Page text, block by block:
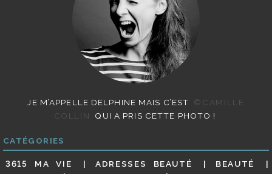
JE M’APPELLE DELPHINE MAIS C’EST
©CAMILLE
COLLIN
QUI A PRIS CETTE PHOTO !
CATÉGORIES
3615 MA VIE ADRESSES BEAUTÉ
BEAUTÉ